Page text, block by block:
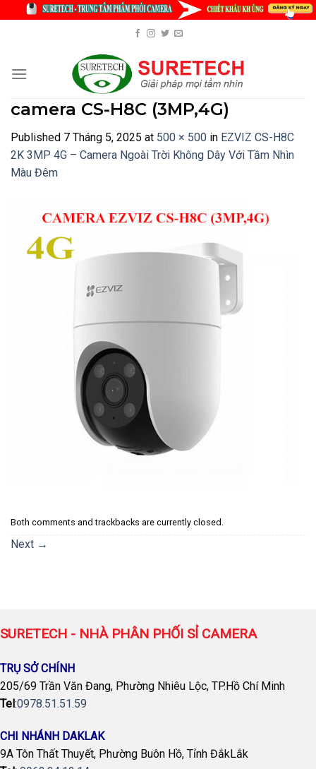
camera CS-H8C (3MP,4G)
Published 7 Tháng 5, 2025 at 500 × 500 in EZVIZ CS-H8C
2K 3MP 4G – Camera Ngoài Trời Không Dây Với Tầm Nhìn
Màu Đêm
Both comments and trackbacks are currently closed.
Next →
SURETECH - NHÀ PHÂN PHỐI SỈ CAMERA
TRỤ SỞ CHÍNH
205/69 Trần Văn Đang, Phường Nhiêu Lộc, TP.Hồ Chí Minh
Tel :0978.51.51.59
CHI NHÁNH DAKLAK
9A Tôn Thất Thuyết, Phường Buôn Hồ, Tỉnh ĐắkLắk